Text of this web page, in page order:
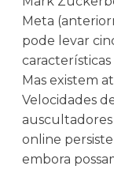
Meta
pode levar
Mas existem
Velocidades
online
embora